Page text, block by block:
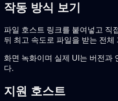
작동 방식 보기
파일 호스트 링크를 붙여넣고 직
뒤 최고 속도로 파일을 받는 전체
화면 녹화이며 실제 UI는 버전과
다.
지원 호스트